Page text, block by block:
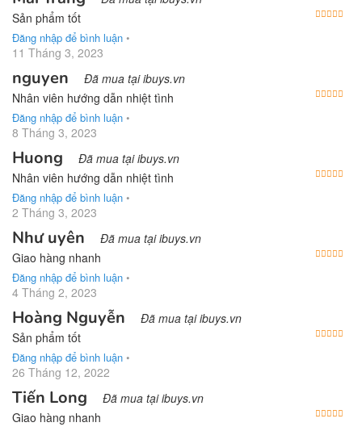
Sản phẩm tốt
Đăng nhập để bình luận •
11 Tháng 3, 2023
nguyen Đã mua tại ibuys.vn
Nhân viên hướng dẫn nhiệt tình
Đăng nhập để bình luận •
8 Tháng 3, 2023
Huong Đã mua tại ibuys.vn
Nhân viên hướng dẫn nhiệt tình
Đăng nhập để bình luận •
2 Tháng 3, 2023
Như uyên Đã mua tại ibuys.vn
Giao hàng nhanh
Đăng nhập để bình luận •
4 Tháng 2, 2023
Hoàng Nguyễn Đã mua tại ibuys.vn
Sản phẩm tốt
Đăng nhập để bình luận •
26 Tháng 12, 2022
Tiến Long Đã mua tại ibuys.vn
Giao hàng nhanh